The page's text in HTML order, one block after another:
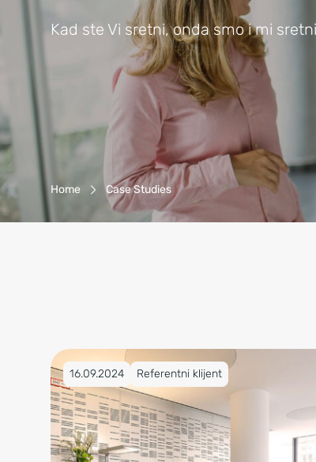
Kad ste Vi sretni, onda smo i mi
Breadcrumb-navigacija
Home Case Studies
Objavljeno na 16.09.2024
16.09.2024 Referentni klijent